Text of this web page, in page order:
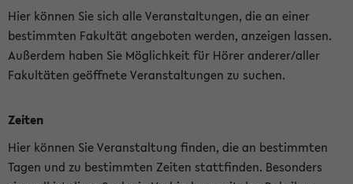
Hier können Sie sich alle Veranstaltungen, die an einer
bestimmten Fakultät angeboten werden, anzeigen lassen.
Außerdem haben Sie Möglichkeit für Hörer anderer/aller
Fakultäten geöffnete Veranstaltungen zu suchen.
Zeiten
Hier können Sie Veranstaltung finden, die an bestimmten
Tagen und zu bestimmten Zeiten stattfinden. Besonders